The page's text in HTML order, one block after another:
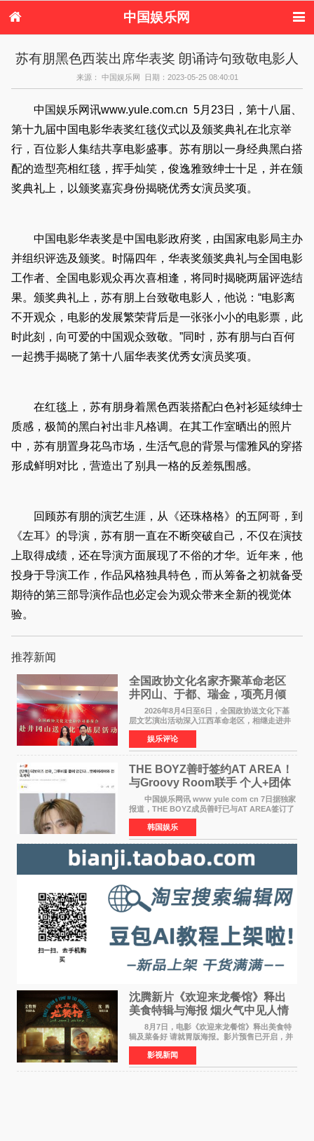
中国娱乐网
港台娱乐
日本娱乐 韩国娱乐
欧美娱乐
音乐新闻 影视新闻
内地明星八卦
港台明星八卦
八卦
娱乐评论
苏有朋黑色西装出席华表奖 朗诵诗句致敬电影人
来源： 中国娱乐网 日期：2023-05-25 08:40:01
中国娱乐网讯www.yule.com.cn 5月23日，第十八届、
第十九届中国电影华表奖红毯仪式以及颁奖典礼在北京举
行，百位影人集结共享电影盛事。苏有朋以一身经典黑白搭
配的造型亮相红毯，挥手灿笑，俊逸雅致绅士十足，并在颁
奖典礼上，以颁奖嘉宾身份揭晓优秀女演员奖项。
中国电影华表奖是中国电影政府奖，由国家电影局主办
并组织评选及颁奖。时隔四年，华表奖颁奖典礼与全国电影
工作者、全国电影观众再次喜相逢，将同时揭晓两届评选结
果。颁奖典礼上，苏有朋上台致敬电影人，他说：“电影离
不开观众，电影的发展繁荣背后是一张张小小的电影票，此
时此刻，向可爱的中国观众致敬。”同时，苏有朋与白百何
一起携手揭晓了第十八届华表奖优秀女演员奖项。
在红毯上，苏有朋身着黑色西装搭配白色衬衫延续绅士
质感，极简的黑白衬出非凡格调。在其工作室晒出的照片
中，苏有朋置身花鸟市场，生活气息的背景与儒雅风的穿搭
形成鲜明对比，营造出了别具一格的反差氛围感。
回顾苏有朋的演艺生涯，从《还珠格格》的五阿哥，到
《左耳》的导演，苏有朋一直在不断突破自己，不仅在演技
上取得成绩，还在导演方面展现了不俗的才华。近年来，他
投身于导演工作，作品风格独具特色，而从筹备之初就备受
期待的第三部导演作品也必定会为观众带来全新的视觉体
验。
推荐新闻
全国政协文化名家齐聚革命老区
井冈山、于都、瑞金，项亮月倾
情献唱《桃花谣》致敬红色沃土
2026年8月4日至6日，全国政协送文化下基
层文艺演出活动深入江西革命老区，相继走进井
冈山、于都长征出发地、瑞金三地。由全国政协
文化文史和学习委员会副主任、甘肃省政协原主
席欧阳坚率团，一
娱乐评论
THE BOYZ善旴签约AT AREA！
与Groovy Room联手 个人+团体
活动并行
中国娱乐网讯 www yule com cn 7日据独家
报道，THE BOYZ成员善旴已与AT AREA签订了
专属合约。AT AREA是由知名制作人组合
Groovy Room创立的hip-hop厂牌，旗下拥有多
位实力派音乐人，在韩
韩国娱乐
沈腾新片《欢迎来龙餐馆》释出
美食特辑与海报 烟火气中见人情
温暖
8月7日，电影《欢迎来龙餐馆》释出美食特
辑及菜备好 请就胃版海报。影片预售已开启，并
将于8月8日至10日14:00-21:00举行全国超前点
映。电影《欢迎来龙餐馆》作为战争美食喜剧大
片，讲述了中国
影视新闻